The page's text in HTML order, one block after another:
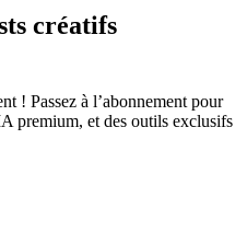
créatifs
! Passez à l’abonnement pour
premium, et des outils exclusifs